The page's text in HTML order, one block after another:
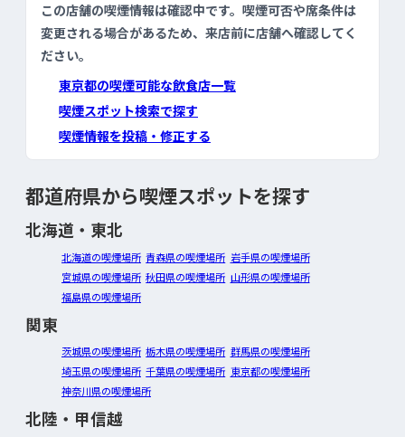
この店舗の喫煙情報は確認中です。喫煙可否や席条件は
変更される場合があるため、来店前に店舗へ確認してく
ださい。
東京都の喫煙可能な飲食店一覧
喫煙スポット検索で探す
喫煙情報を投稿・修正する
都道府県から喫煙スポットを探す
北海道・東北
北海道の喫煙場所 青森県の喫煙場所 岩手県の喫煙場所
宮城県の喫煙場所 秋田県の喫煙場所 山形県の喫煙場所
福島県の喫煙場所
関東
茨城県の喫煙場所 栃木県の喫煙場所 群馬県の喫煙場所
埼玉県の喫煙場所 千葉県の喫煙場所 東京都の喫煙場所
神奈川県の喫煙場所
北陸・甲信越